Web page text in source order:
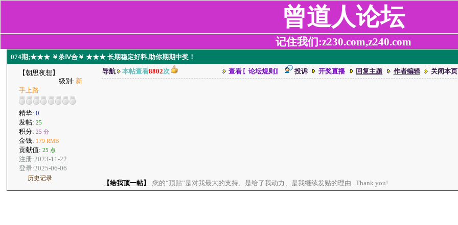
曾道人论坛
记住我们:z230.com,z240.com
074期;★★★ ￥杀Ⅳ合￥ ★★★ 长期稳定好料,助你期期中奖！
【朝思夜想】
级别: 新
手上路
精华:0
发帖:25
积分:25 分
金钱: 179 RMB
贡献值:25 点
注册:2023-11-22
登录:2025-06-06
历史记录
导航 本帖查看8802次 查看〖论坛规则〗 投诉 开奖直播 回复主题 作者编辑 关闭本页
【给我顶一帖】 您的“顶贴”是对我最大的支持、是给了我动力、是我继续发贴的理由...Thank you!